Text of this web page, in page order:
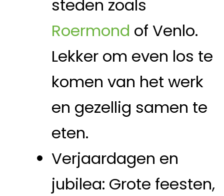
steden zoals
Roermond of Venlo.
Lekker om even los te
komen van het werk
en gezellig samen te
eten.
Verjaardagen en
jubilea: Grote feesten,